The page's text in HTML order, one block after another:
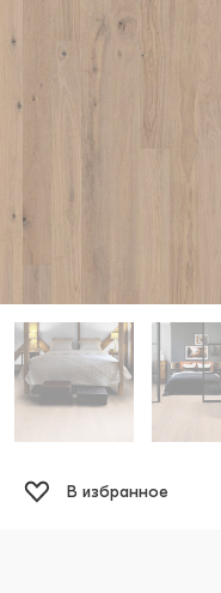
В избранное